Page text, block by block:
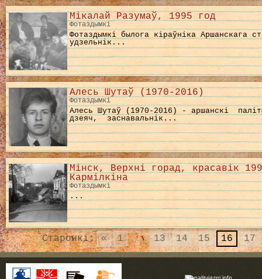
Мікалай Разумаў, 1995 год
Фотаздымкі
Фотаздымкі былога кіраўніка Аршанскага
удзельнік...
Алесь Шутаў (1970-2016)
Фотаздымкі
Алесь Шутаў (1970-2016) - аршанскі
дзеяч, заснавальнік...
Мінск, Верхні горад, красавік
Кармілкіна
Фотаздымкі
...
Старонкі: « 1 ... 13 14 15 16 17